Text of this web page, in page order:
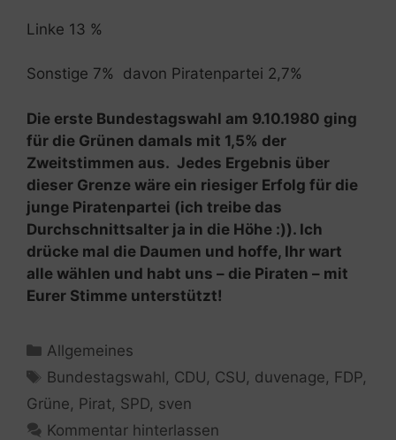
Linke 13 %
Sonstige 7% davon Piratenpartei 2,7%
Die erste Bundestagswahl am 9.10.1980 ging
für die Grünen damals mit 1,5% der
Zweitstimmen aus. Jedes Ergebnis über
dieser Grenze wäre ein riesiger Erfolg für die
junge Piratenpartei (ich treibe das
Durchschnittsalter ja in die Höhe :)). Ich
drücke mal die Daumen und hoffe, Ihr wart
alle wählen und habt uns – die Piraten – mit
Eurer Stimme unterstützt!
Kategorien
Allgemeines
Schlagwörter
Bundestagswahl, CDU, CSU, duvenage, FDP,
Grüne, Pirat, SPD, sven
Kommentar hinterlassen